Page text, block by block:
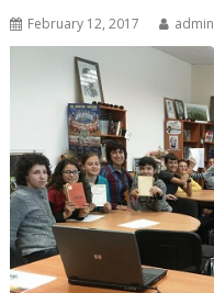
February 12, 2017 admin